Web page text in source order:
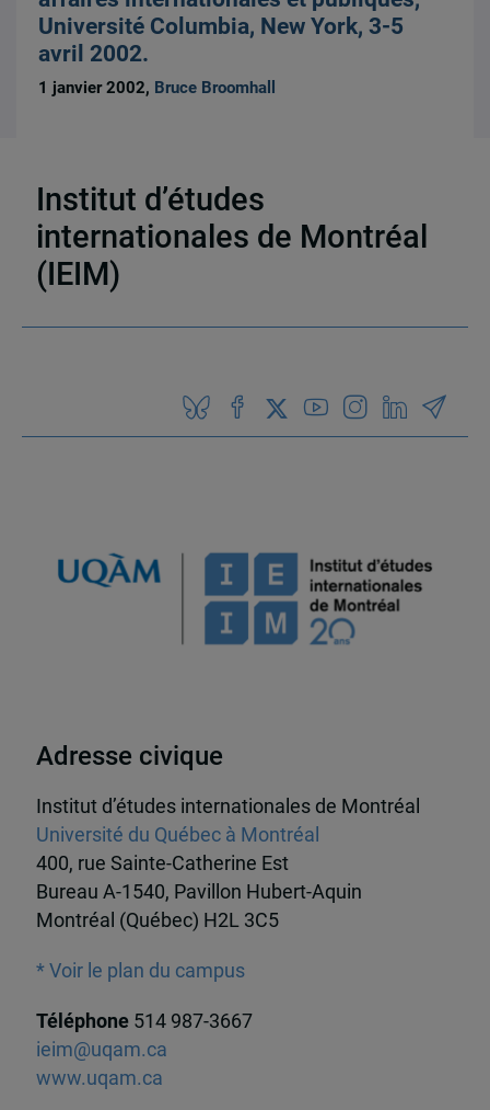
Université Columbia, New York, 3-5
avril 2002.
1 janvier 2002, Bruce Broomhall
33 résultats
Institut d’études
internationales de Montréal
(IEIM)
Adresse civique
Institut d’études internationales de Montréal
Université du Québec à Montréal
400, rue Sainte-Catherine Est
Bureau A-1540, Pavillon Hubert-Aquin
Montréal (Québec) H2L 3C5
* Voir le plan du campus
Téléphone 514 987-3667
ieim@uqam.ca
www.uqam.ca